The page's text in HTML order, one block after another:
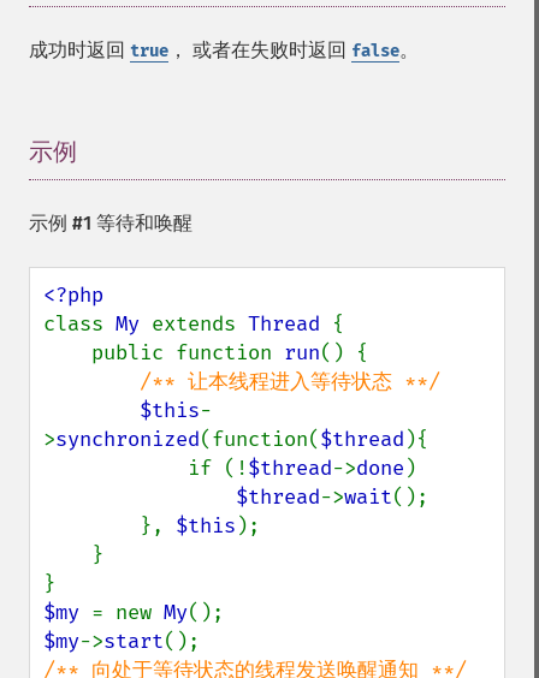
成功时返回 true ， 或者在失败时返回 false。
示例
示例 #1 等待和唤醒
class My extends Thread {
    public function
run() {
/** 让本线程进入等待状态 **/
$this-
>synchronized(function($thread ){
            if (!
$thread->done )
$thread->wait();
        },
$this );
$my = new My
$my->start